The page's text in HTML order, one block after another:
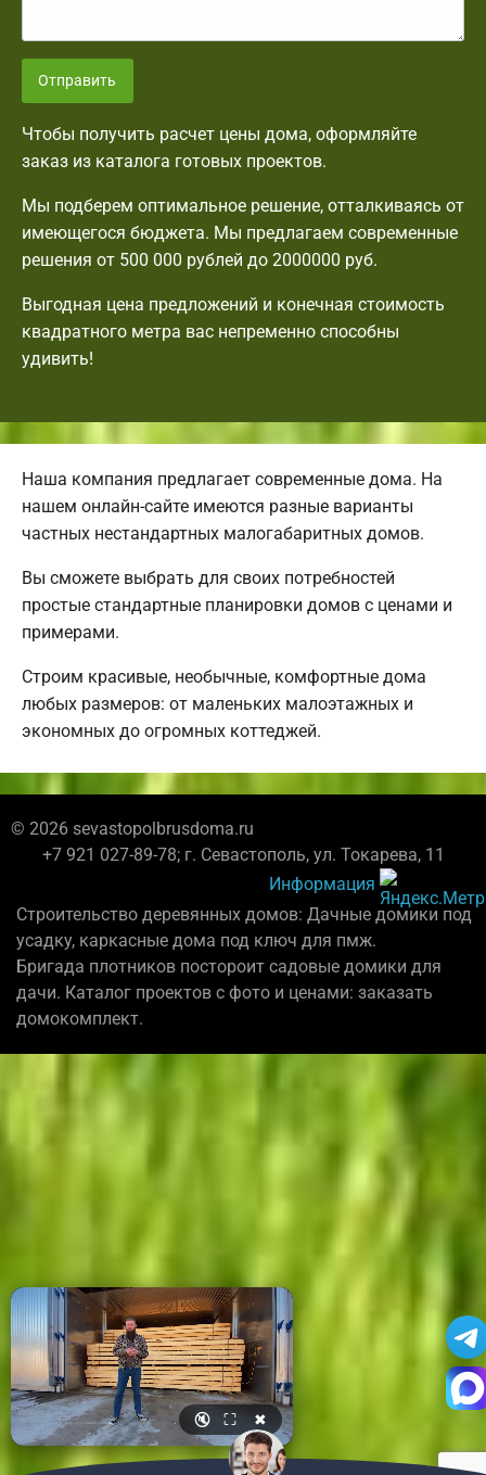
Отправить
Чтобы получить расчет цены дома, оформляйте
заказ из каталога готовых проектов.
Мы подберем оптимальное решение, отталкиваясь от
имеющегося бюджета. Мы предлагаем современные
решения от 500 000 рублей до 2000000 руб.
Выгодная цена предложений и конечная стоимость
квадратного метра вас непременно способны
удивить!
Наша компания предлагает современные дома. На
нашем онлайн-сайте имеются разные варианты
частных нестандартных малогабаритных домов.
Вы сможете выбрать для своих потребностей
простые стандартные планировки домов с ценами и
примерами.
Строим красивые, необычные, комфортные дома
любых размеров: от маленьких малоэтажных и
экономных до огромных коттеджей.
© 2026 sevastopolbrusdoma.ru
+7 921 027-89-78; г. Севастополь, ул. Токарева, 11
Информация
Строительство деревянных домов: Дачные домики под
усадку, каркасные дома под ключ для пмж.
Бригада плотников постороит садовые домики для
дачи. Каталог проектов с фото и ценами: заказать
домокомплект.
🔇 ⛶ ✖